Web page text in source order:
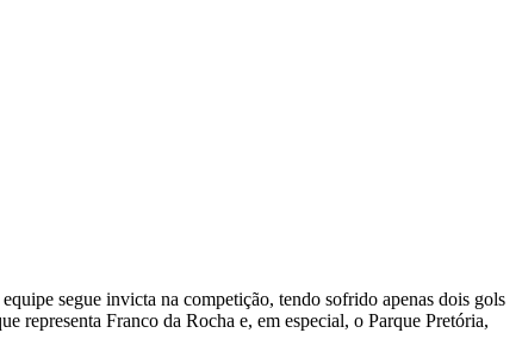
segue invicta na competição, tendo sofrido apenas dois gols
representa Franco da Rocha e, em especial, o Parque Pretória,